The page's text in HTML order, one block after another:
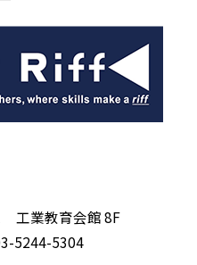
工業教育会館 8F
5244-5304